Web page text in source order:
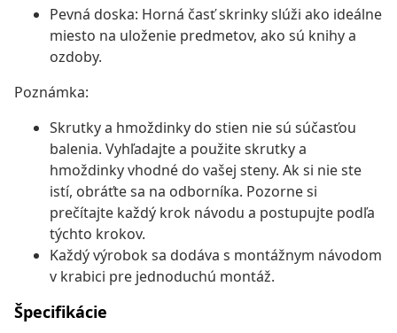
Pevná doska: Horná časť skrinky slúži ako ideálne
miesto na uloženie predmetov, ako sú knihy a
ozdoby.
Poznámka:
Skrutky a hmoždinky do stien nie sú súčasťou
balenia. Vyhľadajte a použite skrutky a
hmoždinky vhodné do vašej steny. Ak si nie ste
istí, obráťte sa na odborníka. Pozorne si
prečítajte každý krok návodu a postupujte podľa
týchto krokov.
Každý výrobok sa dodáva s montážnym návodom
v krabici pre jednoduchú montáž.
Špecifikácie